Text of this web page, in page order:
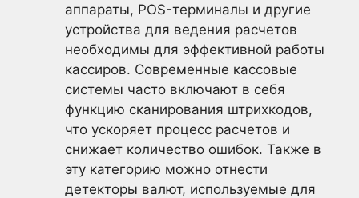
аппараты, POS-терминалы и другие
устройства для ведения расчетов
необходимы для эффективной работы
кассиров. Современные кассовые
системы часто включают в себя
функцию сканирования штрихкодов,
что ускоряет процесс расчетов и
снижает количество ошибок. Также в
эту категорию можно отнести
детекторы валют, используемые для